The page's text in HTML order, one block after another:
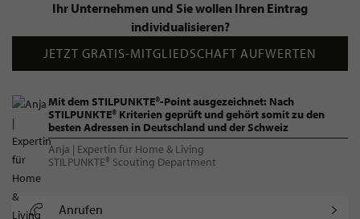
Ihr Unternehmen und Sie wollen Ihren Eintrag
individualisieren?
JETZT GRATIS-MITGLIEDSCHAFT AUFWERTEN
Mit dem STILPUNKTE®-Point ausgezeichnet: Nach
STILPUNKTE® Kriterien geprüft und gehört somit zu den
besten Adressen in Deutschland und der Schweiz
Anja | Expertin für Home & Living
STILPUNKTE® Scouting Department
Anrufen